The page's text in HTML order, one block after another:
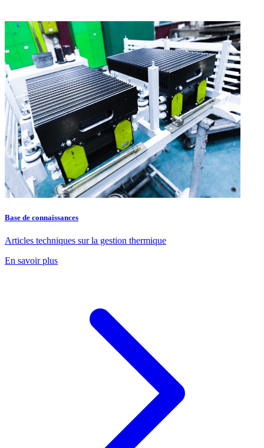
Base de connaissances
Articles techniques sur la gestion thermique
En savoir plus